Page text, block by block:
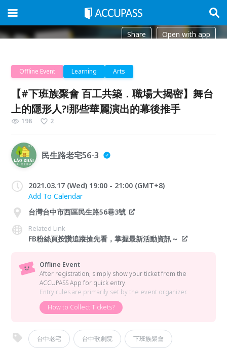
Share Open with app
Offline Event Learning Arts
【#下班族聚會 百工共築．職場大揭密】舞台
上的隱形人?!那些華麗演出的幕後推手
198 2
民生路老宅56-3
2021.03.17 (Wed) 19:00 - 21:00 (GMT+8)
Add To Calendar
台灣台中市西區民生路56巷3號
Related Link
FB粉絲頁按讚追蹤搶先看，掌握最新活動資訊～
Offline Event
After registration, simply show your ticket from the
ACCUPASS App for quick entry.
Entry rules are primarily set by the event organizer.
How to Collect Tickets?
台中老宅 台中歌劇院 下班族聚會